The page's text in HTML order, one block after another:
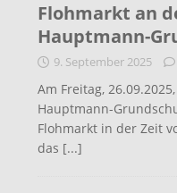
Flohmarkt an
Hauptmann-
9. September 2025
Am Freitag,
Hauptmann-
Flohmarkt in der Zeit
das [...]